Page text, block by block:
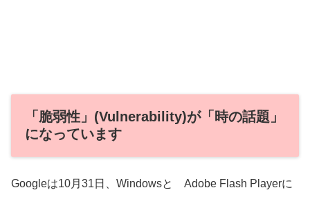
「脆弱性」(Vulnerability)が「時の話題」
になっています
Googleは10月31日、Windowsと Adobe Flash Playerに